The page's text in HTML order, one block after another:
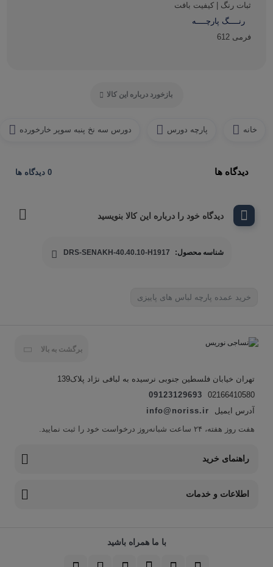
ثبات رنگ | کیفیت بافت
رنــــگ پارچــــه
فرمی 612
بازخورد درباره این کالا
خانه پارچه دورس دورس سه نخ پنبه سوپر خارخورده
دیدگاه ها 0 دیدگاه ها
دیدگاه خود را درباره این کالا بنویسید
شناسه محصول: DRS-SENAKH-40.40.10-H1917
خرید عمده پارچه لباس های پاییزی
برگشت به بالا
تهران خیابان فلسطین جنوبی نرسیده به لبافی نژاد پلاک139
02166410580
09123129693
آدرس ایمیل
info@noriss.ir
هفت روز هفته، ۲۴ ساعت شبانه‌روز درخواست خود را ثبت نمایید.
راهنمای خرید
اطلاعات و خدمات
با ما همراه باشید